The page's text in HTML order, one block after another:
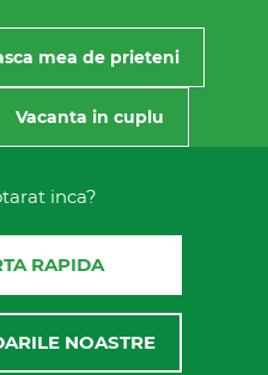
mea de prieteni
Vacanta in cuplu
inca?
RAPIDA
NOASTRE